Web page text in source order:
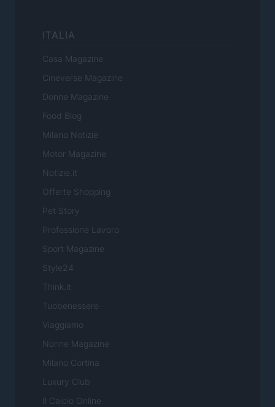
ITALIA
Casa Magazine
Cineverse Magazine
Donne Magazine
Food Blog
Milano Notizie
Motor Magazine
Notizie.it
Offerte Shopping
Pet Story
Professione Lavoro
Sport Magazine
Style24
Think.it
Tuobenessere
Viaggiamo
Nonne Magazine
Milano Cortina
Luxury Club
Il Calcio Online